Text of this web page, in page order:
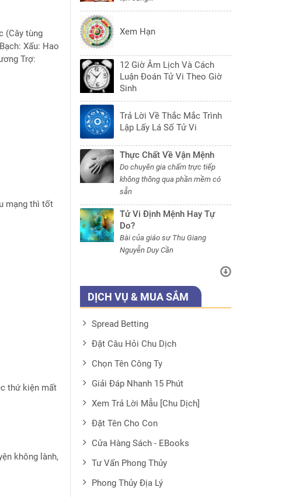
(Cây tùng
Xấu: Hao
Trợ:
mạng thì tốt
thứ kiện mất
không lành,
Xem Hạn
12 Giờ Âm Lịch Và Cách
Luận Đoán Tử Vi Theo Giờ
Sinh
Trả Lời Về Thắc Mắc Trình
Lập Lấy Lá Số Tử Vi
Thực Chất Về Vận Mệnh
Do chuyên gia chấm trực tiếp
không thông qua phần mềm có
sẵn
Tử Vi Định Mệnh Hay Tự
Do?
Bài của giáo sư Thu Giang
Nguyễn Duy Cần
DỊCH VỤ & MUA SẮM
Spread Betting
Đặt Câu Hỏi Chu Dịch
Chọn Tên Công Ty
Giải Đáp Nhanh 15 Phút
Xem Trả Lời Mẫu [Chu Dịch]
Đặt Tên Cho Con
Cửa Hàng Sách - EBooks
Tư Vấn Phong Thủy
Phong Thủy Địa Lý